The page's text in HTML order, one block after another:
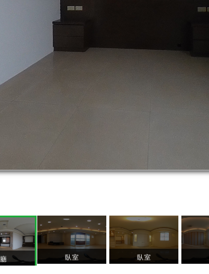
臥室 臥室